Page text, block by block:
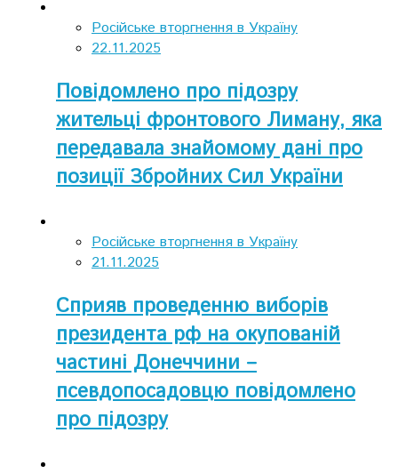
Російське вторгнення в Україну
22.11.2025
Повідомлено про підозру
жительці фронтового Лиману, яка
передавала знайомому дані про
позиції Збройних Сил України
Російське вторгнення в Україну
21.11.2025
Сприяв проведенню виборів
президента рф на окупованій
частині Донеччини –
псевдопосадовцю повідомлено
про підозру